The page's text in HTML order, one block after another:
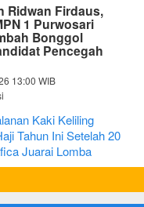
Ridwan Firdaus,
1 Purwosari
Bonggol
Pencegah
13:00 WIB
Kaki Keliling
Tahun Ini Setelah 20
Juarai Lomba